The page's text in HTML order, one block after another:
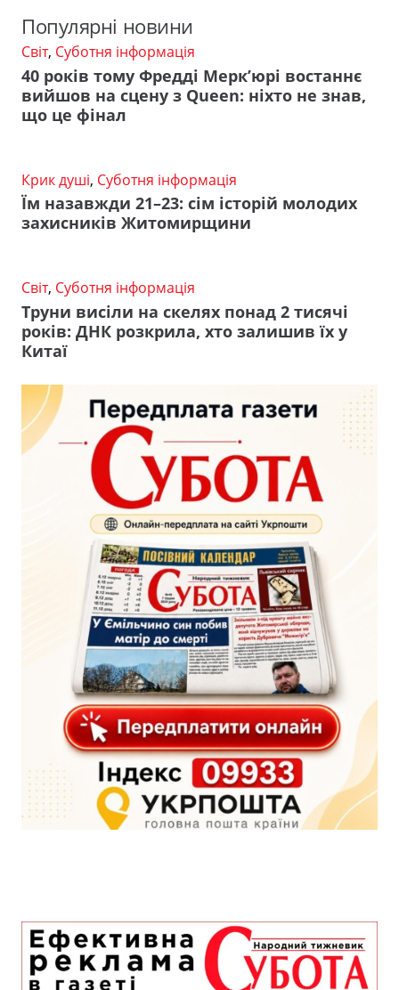
Популярні новини
Світ, Суботня інформація
40 років тому Фредді Мерк’юрі востаннє
вийшов на сцену з Queen: ніхто не знав,
що це фінал
Крик душі, Суботня інформація
Їм назавжди 21–23: сім історій молодих
захисників Житомирщини
Світ, Суботня інформація
Труни висіли на скелях понад 2 тисячі
років: ДНК розкрила, хто залишив їх у
Китаї